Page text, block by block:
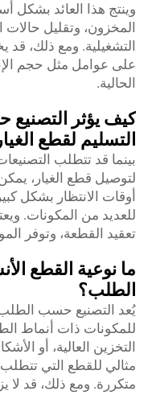
وينتج هذا العائد
المخزون، وتقليل حالات
التشغيلية. ومع ذلك، قد
على عوامل مثل حجم
الحالية.
كيف يؤثر
التسليم لقطع
بينما قد تتطلب
لتوصيل قطع الغيار،
أوقات الانتظار بشكل
للعديد من المكونات.
تعقيد القطعة، وتوفر
ما نوعية القطع
الطلب؟
يُعد التصنيع حسب
للمكونات ذات أنماط
التخزين العالية، أو
مثالي للقطع التي
متكررة. ومع ذلك، قد لا